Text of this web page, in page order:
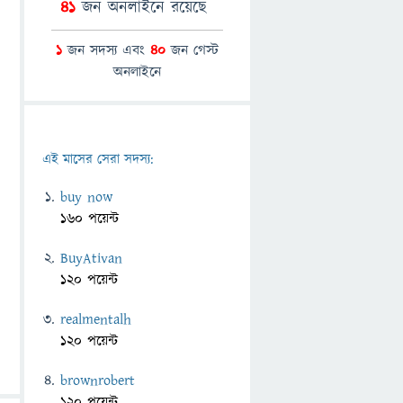
41 জন অনলাইনে রয়েছে
1 জন সদস্য এবং 40 জন গেস্ট
অনলাইনে
এই মাসের সেরা সদস্য:
buy now
160 পয়েন্ট
BuyAtivan
120 পয়েন্ট
realmentalh
120 পয়েন্ট
brownrobert